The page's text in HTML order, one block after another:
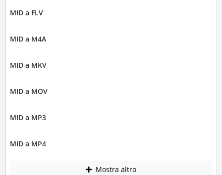
MID a FLV
MID a M4A
MID a MKV
MID a MOV
MID a MP3
MID a MP4
Mostra altro